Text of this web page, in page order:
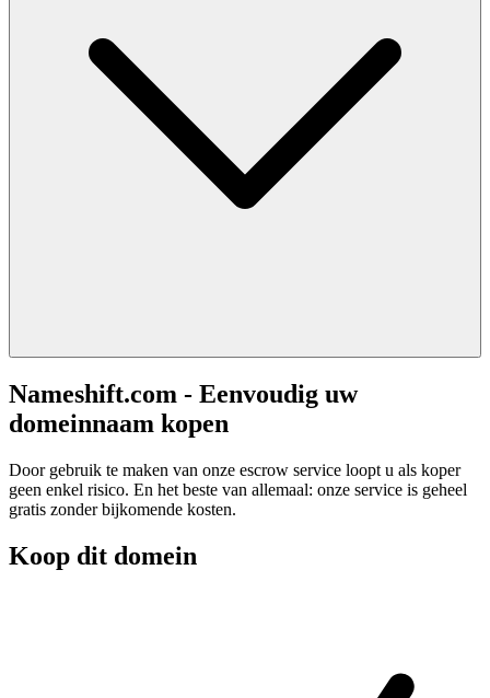
Nameshift.com - Eenvoudig uw
domeinnaam kopen
Door gebruik te maken van onze escrow service loopt u als koper
geen enkel risico. En het beste van allemaal: onze service is geheel
gratis zonder bijkomende kosten.
Koop dit domein